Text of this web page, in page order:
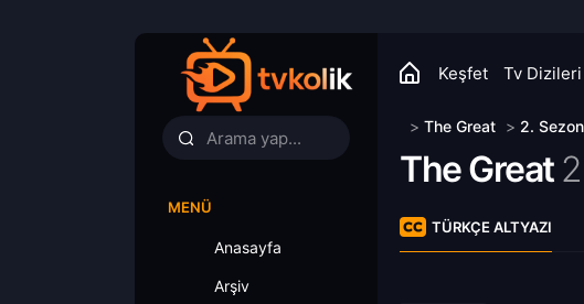
Keşfet Tv Dizileri
MENÜ
Anasayfa
Arşiv
> The Great > 2. Sezon
The Great
TÜRKÇE ALTYAZI